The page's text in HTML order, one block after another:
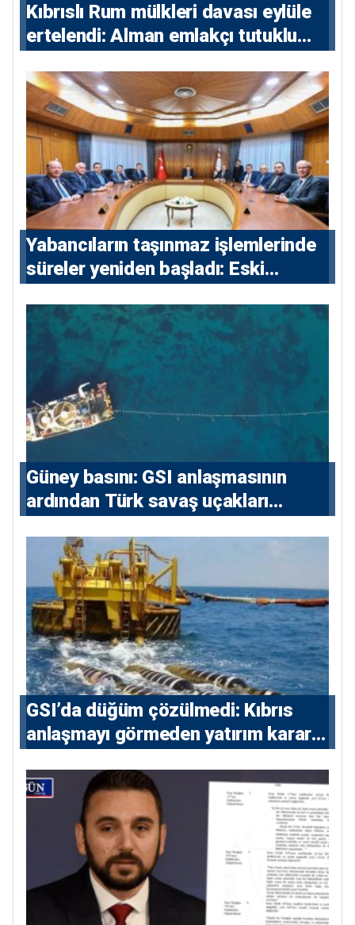
Kıbrıslı Rum mülkleri davası eylüle
ertelendi: Alman emlakçı tutuklu
Yabancıların taşınmaz işlemlerinde
süreler yeniden başladı: Eski
konutlara 36 ay
Güney basını: ⁠GSI anlaşmasının
ardından Türk savaş uçakları
GSI’da düğüm çözülmedi: Kıbrıs
anlaşmayı görmeden yatırım kararı